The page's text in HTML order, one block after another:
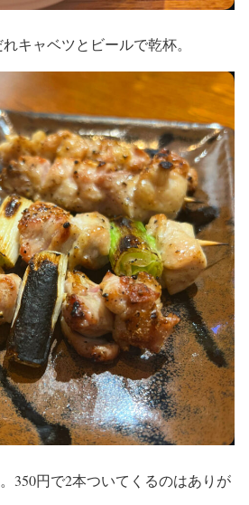
キャベツとビールで乾杯。
350円で2本ついてくるのはありが